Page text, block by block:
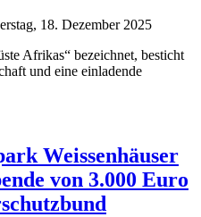
18. Dezember 2025
Afrikas“ bezeichnet, besticht
und eine einladende
Weissenhäuser
von 3.000 Euro